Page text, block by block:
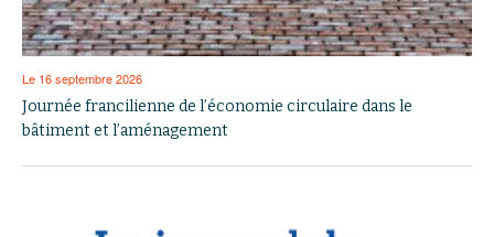
Le 16 septembre 2026
Journée francilienne de l’économie circulaire dans le
bâtiment et l’aménagement